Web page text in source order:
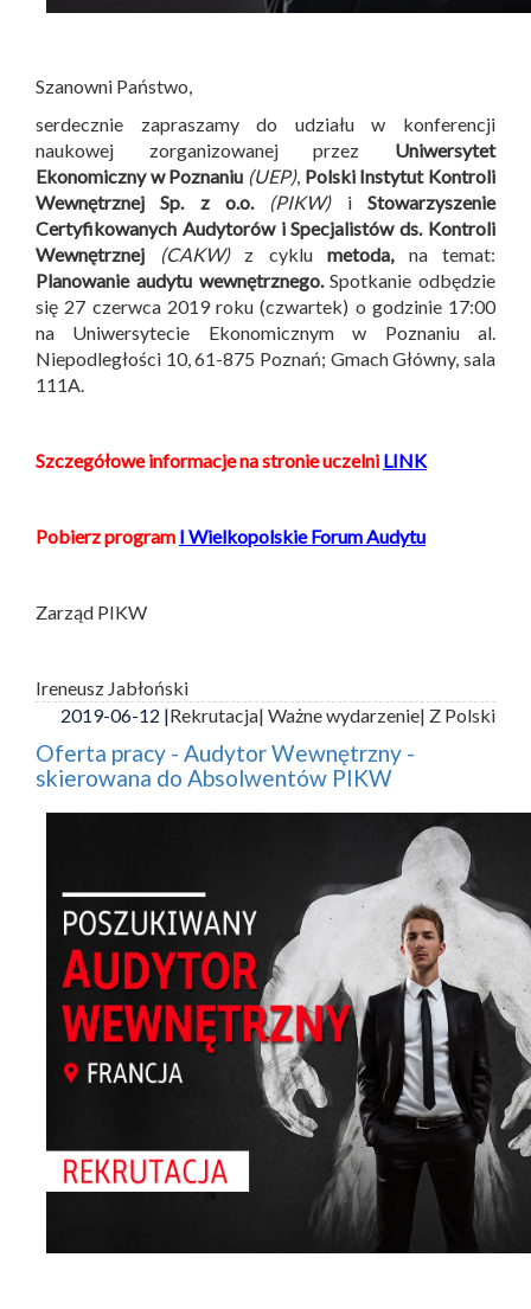
Szanowni Państwo,
serdecznie zapraszamy do udziału w konferencji
naukowej zorganizowanej przez Uniwersytet
Ekonomiczny w Poznaniu (UEP), Polski Instytut Kontroli
Wewnętrznej Sp. z o.o.
(PIKW)iStowarzyszenie
Certyfikowanych Audytorów i Specjalistów ds. Kontroli
Wewnętrznej
(CAKW)z cyklu metoda, na temat:
Planowanie audytu wewnętrznego.Spotkanie odbędzie
się 27 czerwca 2019 roku (czwartek) o godzinie 17:00
na Uniwersytecie Ekonomicznym w Poznaniu al.
Niepodległości 10, 61-875 Poznań; Gmach Główny, sala
111A.
Szczegółowe informacje na stronie uczelni LINK
Pobierz program I Wielkopolskie Forum Audytu
Zarząd PIKW
Ireneusz Jabłoński
2019-06-12 |Rekrutacja| Ważne wydarzenie| Z Polski
Oferta pracy - Audytor Wewnętrzny -
skierowana do Absolwentów PIKW